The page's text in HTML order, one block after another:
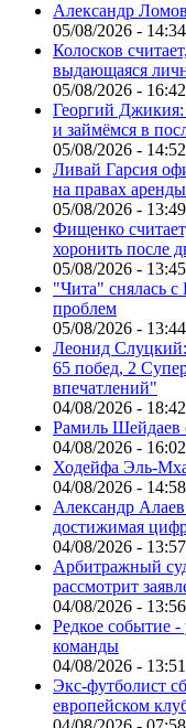
Александр
05/08/2026 - 14:34
Колосков
выдающаяся
05/08/2026 - 16:42
Георгий
и займёмся в
05/08/2026 - 14:52
Ливай Гарсия
на правах аренды
05/08/2026 - 13:49
Фищенко
хоронить после
05/08/2026 - 13:45
"Чита" снялась
проблем
05/08/2026 - 13:44
Леонид
65 побед, 2
впечатлений"
04/08/2026 - 18:42
Рамиль Шейдаев
04/08/2026 - 16:02
Ходейфа Эль-
04/08/2026 - 14:58
Александр
достижимая
04/08/2026 - 13:57
Арбитражный
рассмотрит
04/08/2026 - 13:56
Редкое событие -
команды
04/08/2026 - 13:51
Экс-футболист
европейском